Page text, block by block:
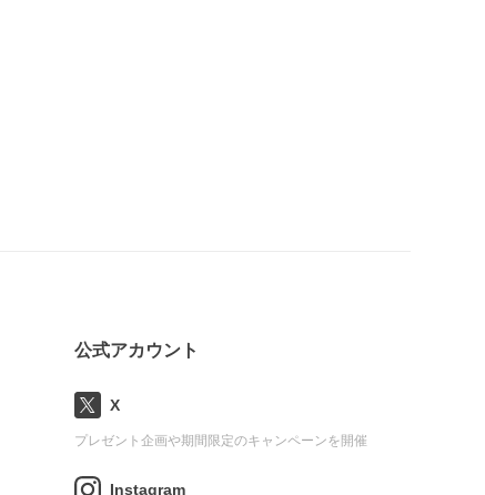
公式アカウント
X
プレゼント企画や期間限定のキャンペーンを開催
Instagram